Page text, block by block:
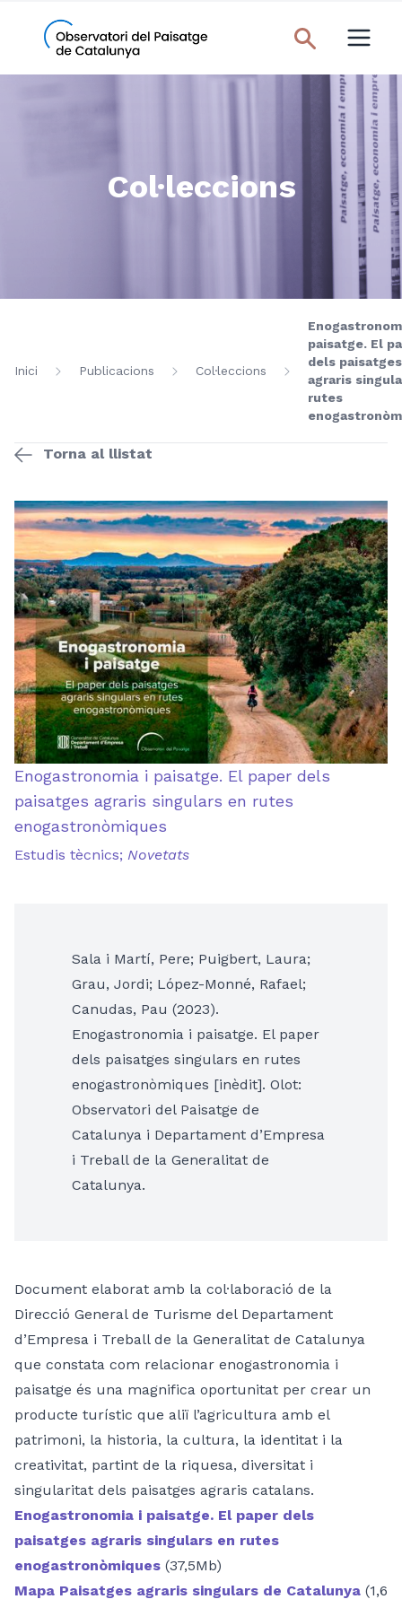
Col·leccions
Inici Publicacions Col·leccions
paisatge. El
dels paisatges
agraris
rutes
Torna al llistat
Enogastronomia i paisatge. El paper dels
paisatges agraris singulars en rutes
enogastronòmiques
Estudis tècnics; Novetats
Sala i Martí, Pere; Puigbert, Laura;
Grau, Jordi; López-Monné, Rafael;
Canudas, Pau (2023).
Enogastronomia i paisatge. El paper
dels paisatges singulars en rutes
enogastronòmiques [inèdit]. Olot:
Observatori del Paisatge de
Catalunya i Departament d’Empresa
i Treball de la Generalitat de
Catalunya.
Document elaborat amb la col·laboració de la
Direcció General de Turisme del Departament
d’Empresa i Treball de la Generalitat de Catalunya
que constata com relacionar enogastronomia i
paisatge és una magnifica oportunitat per crear un
producte turístic que aliï l’agricultura amb el
patrimoni, la historia, la cultura, la identitat i la
creativitat, partint de la riquesa, diversitat i
singularitat dels paisatges agraris catalans.
Enogastronomia i paisatge. El paper dels
paisatges agraris singulars en rutes
enogastronòmiques (37,5Mb)
Mapa Paisatges agraris singulars de Catalunya (1,6